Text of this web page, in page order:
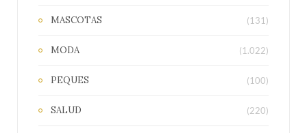
MASCOTAS (131)
MODA (1.022)
PEQUES (100)
SALUD (220)